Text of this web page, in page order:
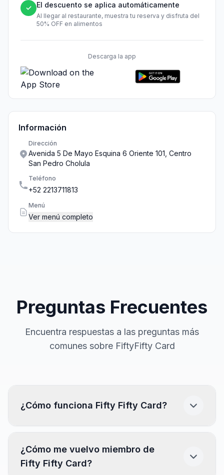
✓ El descuento se aplica automáticamente
Al llegar al restaurante, muestra tu reserva y disfruta del
50% OFF en alimentos
Descarga la app
Información
Dirección
Avenida 5 De Mayo Esquina 6 Oriente 101, Centro
San Pedro Cholula
Teléfono
+52 2213711813
Menú
Ver menú completo
Preguntas Frecuentes
Encuentra respuestas a las preguntas más
comunes sobre FiftyFifty Card
¿Cómo funciona Fifty Fifty Card?
Descarga la app.(Disponible en App Store y
Play Store)
¿Cómo me vuelvo miembro de
Fifty Fifty Card?